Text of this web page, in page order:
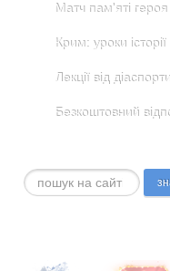
Матч пам'яті
Крим: уроки історії
Лекції від діаспорти
Безкоштовний
Пошук...